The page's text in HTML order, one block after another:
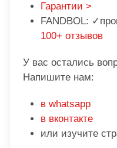
Гарантии >
FANDBOL:
100+ отзывов
У вас остались
Напишите нам:
в whatsapp
в вконтакте
или изучите